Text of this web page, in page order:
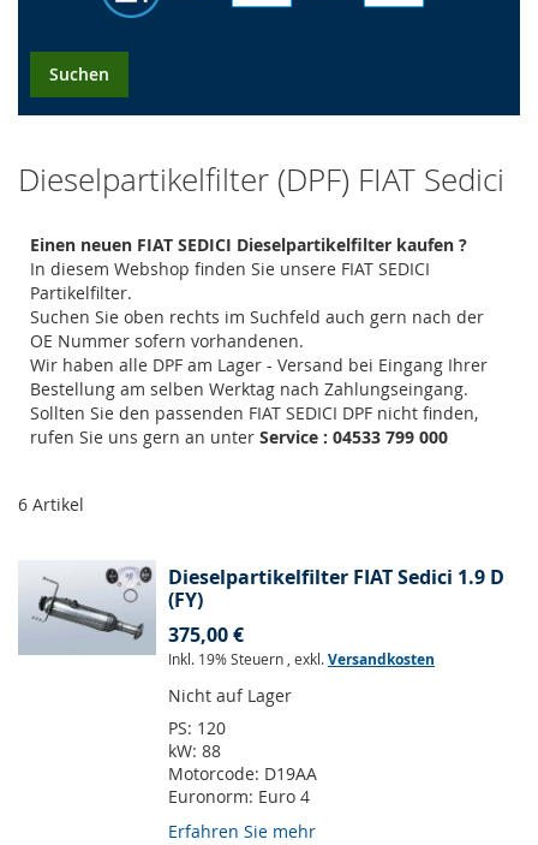
Suchen
Dieselpartikelfilter (DPF) FIAT Sedici
Einen neuen FIAT SEDICI Dieselpartikelfilter kaufen ?
In diesem Webshop finden Sie unsere FIAT SEDICI
Partikelfilter.
Suchen Sie oben rechts im Suchfeld auch gern nach der
OE Nummer sofern vorhandenen.
Wir haben alle DPF am Lager - Versand bei Eingang Ihrer
Bestellung am selben Werktag nach Zahlungseingang.
Sollten Sie den passenden FIAT SEDICI DPF nicht finden,
rufen Sie uns gern an unter Service : 04533 799 000
6 Artikel
Dieselpartikelfilter FIAT Sedici 1.9 D
(FY)
375,00 €
Inkl. 19% Steuern , exkl.Versandkosten
Nicht auf Lager
PS: 120
kW: 88
Motorcode: D19AA
Euronorm: Euro 4
Erfahren Sie mehr